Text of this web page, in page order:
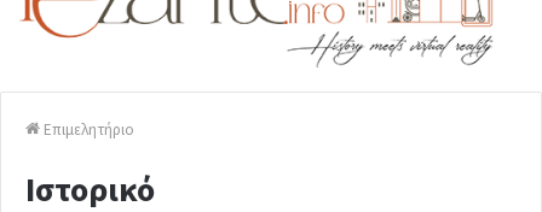
Επιμελητήριο
Ιστορικό